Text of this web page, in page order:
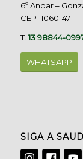
6º Andar –
CEP 11060-471
T.13 98844-
WHATSAPP
SIGA A